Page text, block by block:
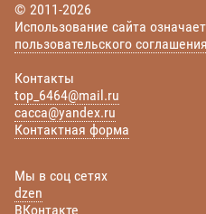
© 2011-2026
Использование сайта
пользовательского соглашения
Контакты
top_6464@mail.ru
cacca@yandex.ru
Контактная форма
Мы в соц сетях
dzen
ВКонтакте